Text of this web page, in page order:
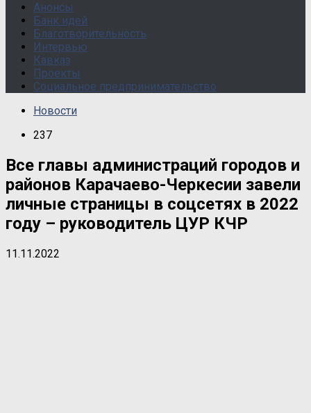
Анонсы
Банк идей
Благотворительность
Интервью
Кавказ
Проекты
Социальное предпринимательство
Новости
237
Все главы администраций городов и
районов Карачаево-Черкесии завели
личные страницы в соцсетях в 2022
году – руководитель ЦУР КЧР
11.11.2022